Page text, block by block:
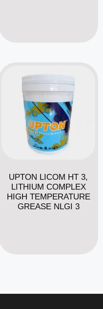
UPTON LICOM HT 3,
LITHIUM COMPLEX
HIGH TEMPERATURE
GREASE NLGI 3